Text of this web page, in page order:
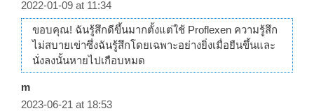
2022-01-09 at 11:34
ขอบคุณ! ฉันรู้สึกดีขึ้นมากตั้งแต่ใช้ Proflexen ความรู้สึก
ไม่สบายเข่าซึ่งฉันรู้สึกโดยเฉพาะอย่างยิ่งเมื่อยืนขึ้นและ
นั่งลงนั้นหายไปเกือบหมด
m
2023-06-21 at 18:53